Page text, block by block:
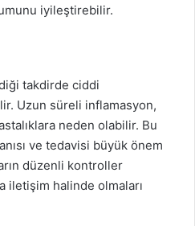
iyileştirebilir.
takdirde ciddi
Uzun süreli inflamasyon,
neden olabilir. Bu
ve tedavisi büyük önem
düzenli kontroller
iletişim halinde olmaları